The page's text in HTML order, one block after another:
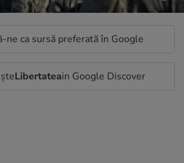
ne ca sursă preferată în Google
Libertateain Google Discover